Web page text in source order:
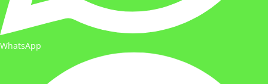
WhatsApp